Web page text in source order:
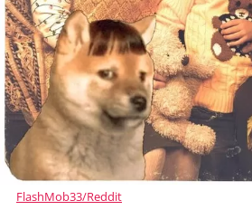
FlashMob33/Reddit